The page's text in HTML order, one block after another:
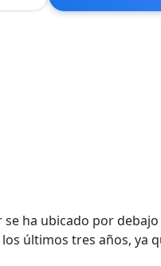
se ha ubicado por
últimos tres años, ya